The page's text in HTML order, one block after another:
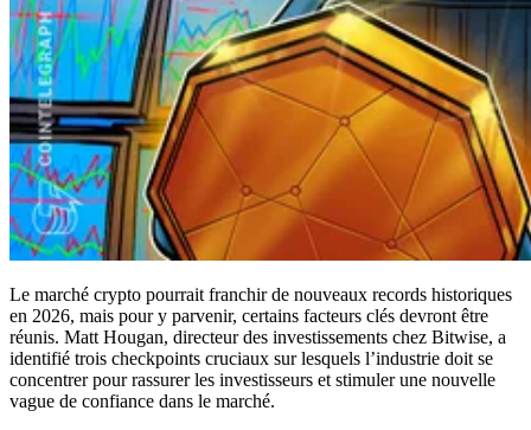
Le marché crypto pourrait franchir de nouveaux records historiques
en 2026, mais pour y parvenir, certains facteurs clés devront être
réunis. Matt Hougan, directeur des investissements chez Bitwise, a
identifié trois checkpoints cruciaux sur lesquels l’industrie doit se
concentrer pour rassurer les investisseurs et stimuler une nouvelle
vague de confiance dans le marché.